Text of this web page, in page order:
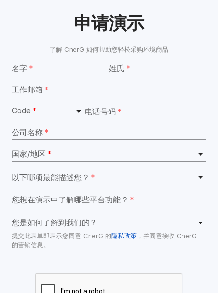
申请演示
了解 CnerG 如何帮助您轻松采购环境商品
名字 * 姓氏 *
工作邮箱 *
Code * 电话号码 *
公司名称 *
国家/地区 *
以下哪项最能描述您？ *
您想在演示中了解哪些平台功能？ *
您是如何了解到我们的？
提交此表单即表示您同意 CnerG 的隐私政策 ，并同意接收 CnerG
的营销信息。